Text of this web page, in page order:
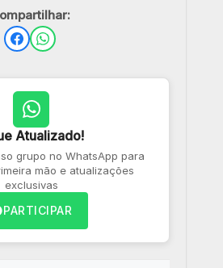
Atualizado!
grupo no WhatsApp para
mão e atualizações
exclusivas
PARTICIPAR